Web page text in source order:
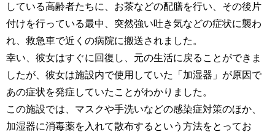
している高齢者たちに、お茶などの配膳を行い、その後片
付けを行っている最中、突然強い吐き気などの症状に襲わ
れ、救急車で近くの病院に搬送されました。
幸い、彼女はすぐに回復し、元の生活に戻ることができま
したが、彼女は施設内で使用していた「加湿器」が原因で
あの症状を発症していたことがわかりました。
この施設では、マスクや手洗いなどの感染症対策のほか、
加湿器に消毒薬を入れて散布するという方法をとってお